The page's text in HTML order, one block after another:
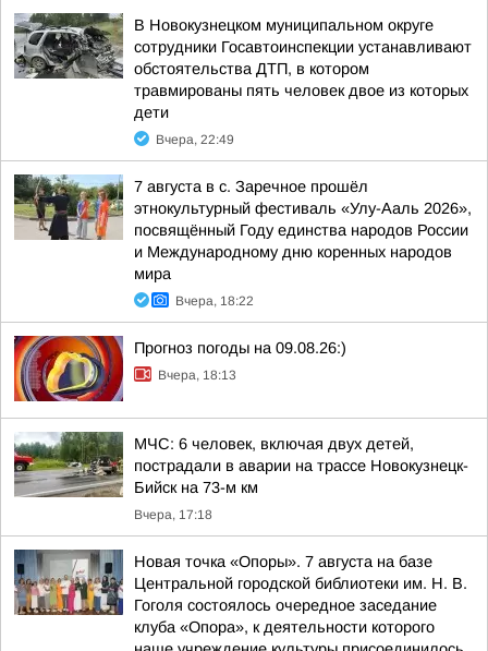
В Новокузнецком муниципальном округе
сотрудники Госавтоинспекции устанавливают
обстоятельства ДТП, в котором
травмированы пять человек двое из которых
дети
Вчера, 22:49
7 августа в с. Заречное прошёл
этнокультурный фестиваль «Улу-Ааль 2026»,
посвящённый Году единства народов России
и Международному дню коренных народов
мира
Вчера, 18:22
Прогноз погоды на 09.08.26:)
Вчера, 18:13
МЧС: 6 человек, включая двух детей,
пострадали в аварии на трассе Новокузнецк-
Бийск на 73-м км
Вчера, 17:18
Новая точка «Опоры». 7 августа на базе
Центральной городской библиотеки им. Н. В.
Гоголя состоялось очередное заседание
клуба «Опора», к деятельности которого